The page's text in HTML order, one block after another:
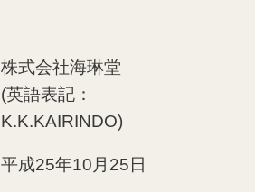
株式会社海琳堂
(英語表記：
K.K.KAIRINDO)
平成25年10月25日